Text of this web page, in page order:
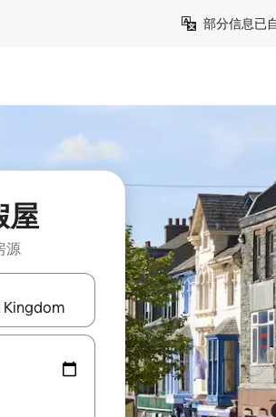
部分信息已
屋
源
或通过点击或滑动手势浏览。